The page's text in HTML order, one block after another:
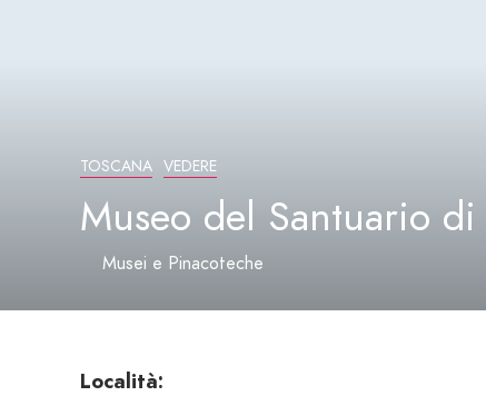
TOSCANA VEDERE
Museo del Santuario
Musei e Pinacoteche
Località: